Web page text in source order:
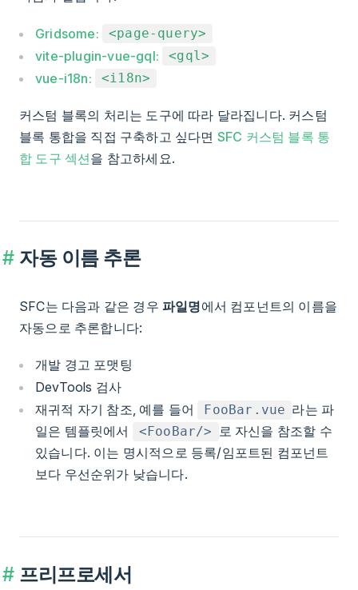
Gridsome: <page-query>
vite-plugin-vue-gql: <gql>
vue-i18n: <i18n>
커스텀 블록의 처리는 도구에 따라 달라집니다. 커스텀
블록 통합을 직접 구축하고 싶다면 SFC 커스텀 블록 통
합 도구 섹션을 참고하세요.
자동 이름 추론
SFC는 다음과 같은 경우 파일명에서 컴포넌트의 이름을
자동으로 추론합니다:
개발 경고 포맷팅
DevTools 검사
재귀적 자기 참조, 예를 들어
FooBar.vue 라는 파
일은 템플릿에서
<FooBar/> 로 자신을 참조할 수
있습니다. 이는 명시적으로 등록/임포트된 컴포넌트
보다 우선순위가 낮습니다.
프리프로세서